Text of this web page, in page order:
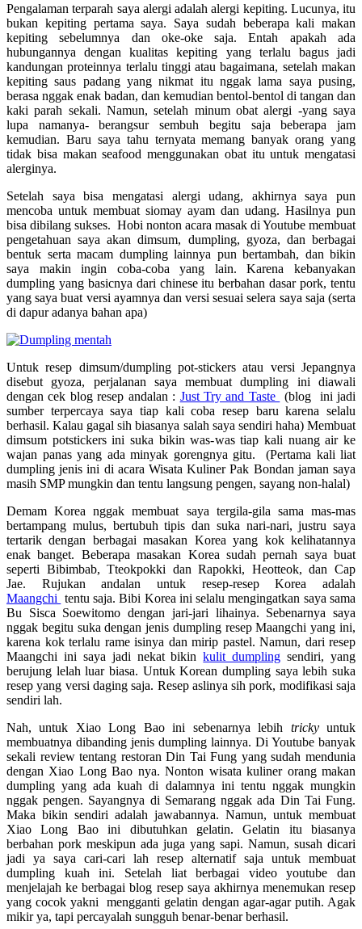
Pengalaman terparah saya alergi adalah alergi kepiting. Lucunya, itu
bukan kepiting pertama saya. Saya sudah beberapa kali makan
kepiting sebelumnya dan oke-oke saja. Entah apakah ada
hubungannya dengan kualitas kepiting yang terlalu bagus jadi
kandungan proteinnya terlalu tinggi atau bagaimana, setelah makan
kepiting saus padang yang nikmat itu nggak lama saya pusing,
berasa nggak enak badan, dan kemudian bentol-bentol di tangan dan
kaki parah sekali. Namun, setelah minum obat alergi -yang saya
lupa namanya- berangsur sembuh begitu saja beberapa jam
kemudian. Baru saya tahu ternyata memang banyak orang yang
tidak bisa makan seafood menggunakan obat itu untuk mengatasi
alerginya.
Setelah saya bisa mengatasi alergi udang, akhirnya saya pun
mencoba untuk membuat siomay ayam dan udang. Hasilnya pun
bisa dibilang sukses. Hobi nonton acara masak di Youtube membuat
pengetahuan saya akan dimsum, dumpling, gyoza, dan berbagai
bentuk serta macam dumpling lainnya pun bertambah, dan bikin
saya makin ingin coba-coba yang lain. Karena kebanyakan
dumpling yang basicnya dari chinese itu berbahan dasar pork, tentu
yang saya buat versi ayamnya dan versi sesuai selera saya saja (serta
di dapur adanya bahan apa)
Untuk resep dimsum/dumpling pot-stickers atau versi Jepangnya
disebut gyoza, perjalanan saya membuat dumpling ini diawali
dengan cek blog resep andalan : Just Try and Taste
(blog ini jadi
sumber terpercaya saya tiap kali coba resep baru karena selalu
berhasil. Kalau gagal sih biasanya salah saya sendiri haha) Membuat
dimsum potstickers ini suka bikin was-was tiap kali nuang air ke
wajan panas yang ada minyak gorengnya gitu. (Pertama kali liat
dumpling jenis ini di acara Wisata Kuliner Pak Bondan jaman saya
masih SMP mungkin dan tentu langsung pengen, sayang non-halal)
Demam Korea nggak membuat saya tergila-gila sama mas-mas
bertampang mulus, bertubuh tipis dan suka nari-nari, justru saya
tertarik dengan berbagai masakan Korea yang kok kelihatannya
enak banget. Beberapa masakan Korea sudah pernah saya buat
seperti Bibimbab, Tteokpokki dan Rapokki, Heotteok, dan Cap
Jae. Rujukan andalan untuk resep-resep Korea adalah
Maangchi tentu saja. Bibi Korea ini selalu mengingatkan saya sama
Bu Sisca Soewitomo dengan jari-jari lihainya. Sebenarnya saya
nggak begitu suka dengan jenis dumpling resep Maangchi yang ini,
karena kok terlalu rame isinya dan mirip pastel. Namun, dari resep
Maangchi ini saya jadi nekat bikinkulit dumpling sendiri, yang
berujung lelah luar biasa. Untuk Korean dumpling saya lebih suka
resep yang versi daging saja. Resep aslinya sih pork, modifikasi saja
sendiri lah.
Nah, untuk Xiao Long Bao ini sebenarnya lebih trickyuntuk
membuatnya dibanding jenis dumpling lainnya. Di Youtube banyak
sekali review tentang restoran Din Tai Fung yang sudah mendunia
dengan Xiao Long Bao nya. Nonton wisata kuliner orang makan
dumpling yang ada kuah di dalamnya ini tentu nggak mungkin
nggak pengen. Sayangnya di Semarang nggak ada Din Tai Fung.
Maka bikin sendiri adalah jawabannya. Namun, untuk membuat
Xiao Long Bao ini dibutuhkan gelatin. Gelatin itu biasanya
berbahan pork meskipun ada juga yang sapi. Namun, susah dicari
jadi ya saya cari-cari lah resep alternatif saja untuk membuat
dumpling kuah ini. Setelah liat berbagai video youtube dan
menjelajah ke berbagai blog resep saya akhirnya menemukan resep
yang cocok yakni mengganti gelatin dengan agar-agar putih. Agak
mikir ya, tapi percayalah sungguh benar-benar berhasil.